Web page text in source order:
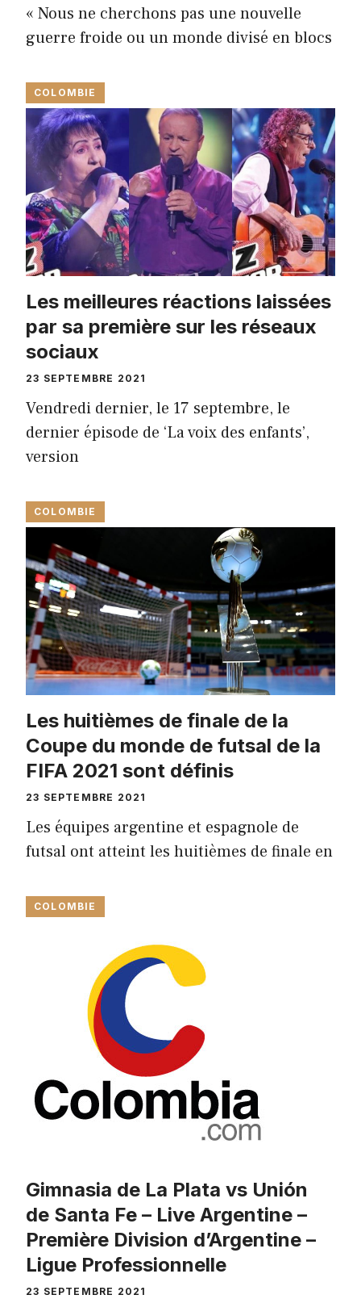
« Nous ne cherchons pas une nouvelle
guerre froide ou un monde divisé en blocs
COLOMBIE
Les meilleures réactions laissées
par sa première sur les réseaux
sociaux
23 SEPTEMBRE 2021
Vendredi dernier, le 17 septembre, le
dernier épisode de ‘La voix des enfants’,
version
COLOMBIE
Les huitièmes de finale de la
Coupe du monde de futsal de la
FIFA 2021 sont définis
23 SEPTEMBRE 2021
Les équipes argentine et espagnole de
futsal ont atteint les huitièmes de finale en
COLOMBIE
Gimnasia de La Plata vs Unión
de Santa Fe – Live Argentine –
Première Division d’Argentine –
Ligue Professionnelle
23 SEPTEMBRE 2021